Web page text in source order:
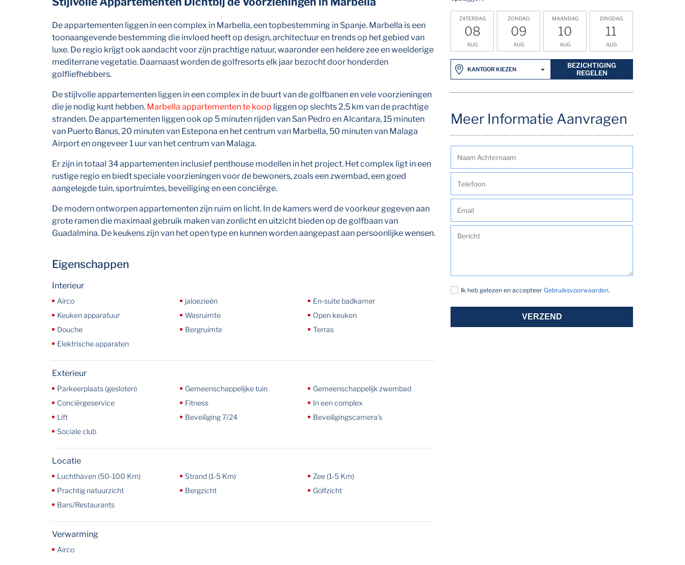
ZATERDAG
08
AUG
ZONDAG
09
AUG
MAANDAG
10
AUG
DINSDAG
11
AUG
KANTOOR KIEZEN
BEZICHTIGING
REGELEN
Meer Informatie Aanvragen
Ik heb gelezen en accepteerGebruiksvoorwaarden.
VERZEND
De appartementen liggen in een complex in Marbella, een topbestemming in Spanje. Marbella is een
toonaangevende bestemming die invloed heeft op design, architectuur en trends op het gebied van
luxe. De regio krijgt ook aandacht voor zijn prachtige natuur, waaronder een heldere zee en weelderige
mediterrane vegetatie. Daarnaast worden de golfresorts elk jaar bezocht door honderden
golfliefhebbers.
De stijlvolle appartementen liggen in een complex in de buurt van de golfbanen en vele voorzieningen
die je nodig kunt hebben. Marbella appartementen te koop liggen op slechts 2,5 km van de prachtige
stranden. De appartementen liggen ook op 5 minuten rijden van San Pedro en Alcantara, 15 minuten
van Puerto Banus, 20 minuten van Estepona en het centrum van Marbella, 50 minuten van Malaga
Airport en ongeveer 1 uur van het centrum van Malaga.
Er zijn in totaal 34 appartementen inclusief penthouse modellen in het project. Het complex ligt in een
rustige regio en biedt speciale voorzieningen voor de bewoners, zoals een zwembad, een goed
aangelegde tuin, sportruimtes, beveiliging en een conciërge.
De modern ontworpen appartementen zijn ruim en licht. In de kamers werd de voorkeur gegeven aan
grote ramen die maximaal gebruik maken van zonlicht en uitzicht bieden op de golfbaan van
Guadalmina. De keukens zijn van het open type en kunnen worden aangepast aan persoonlijke wensen.
Eigenschappen
Interieur
Airco jaloezieën
En-suite badkamer
Keuken apparatuur
Wasruimte
Open keuken
Douche
Bergruimte
Terras
Elektrische apparaten
Exterieur
Parkeerplaats (gesloten) Gemeenschappelijke tuin
Gemeenschappelijk zwembad
Conciërgeservice
Fitness
In een complex
Lift
Beveiliging 7/24
Beveiligingscamera's
Sociale club
Locatie
Luchthaven (50-100 Km) Strand (1-5 Km)
Zee (1-5 Km)
Prachtig natuurzicht
Bergzicht
Golfzicht
Bars/Restaurants
Verwarming
Airco